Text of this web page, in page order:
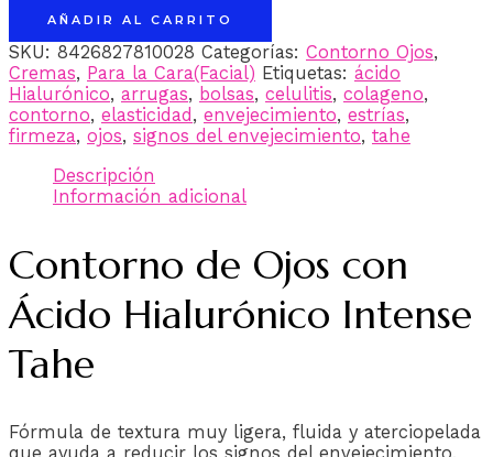
AÑADIR AL CARRITO
SKU: 8426827810028 Categorías: Contorno Ojos,
Cremas, Para la Cara(Facial) Etiquetas: ácido
Hialurónico, arrugas, bolsas, celulitis, colageno,
contorno, elasticidad , envejecimiento, estrías,
firmeza, ojos, signos del envejecimiento, tahe
Descripción
Información adicional
Contorno de Ojos con
Ácido Hialurónico Intense
Tahe
Fórmula de textura muy ligera, fluida y aterciopelada
que ayuda a reducir los signos del envejecimiento,